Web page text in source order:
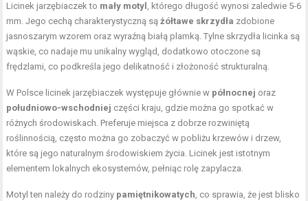
Licinek jarzębiaczek to mały motyl , którego długość wynosi zaledwie 5-6
mm. Jego cechą charakterystyczną sążółtawe skrzydła zdobione
jasnoszarym wzorem oraz wyraźną białą plamką. Tylne skrzydła licinka są
wąskie, co nadaje mu unikalny wygląd, dodatkowo otoczone są
frędzlami, co podkreśla jego delikatność i złożoność strukturalną.
W Polsce licinek jarzębiaczek występuje głównie w północnej oraz
południowo-wschodniej części kraju, gdzie można go spotkać w
różnych środowiskach. Preferuje miejsca z dobrze rozwiniętą
roślinnością, często można go zobaczyć w pobliżu krzewów i drzew,
które są jego naturalnym środowiskiem życia. Licinek jest istotnym
elementem lokalnych ekosystemów, pełniąc rolę zapylacza.
Motyl ten należy do rodziny pamiętnikowatych, co sprawia, że jest blisko